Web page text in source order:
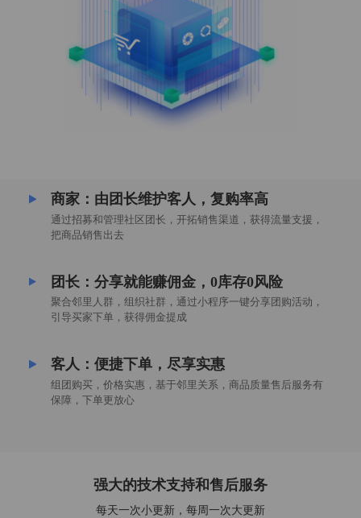
商家：由团长维护客人，复购率高
通过招募和管理社区团长，开拓销售渠道，获得流量支援，
把商品销售出去
团长：分享就能赚佣金，0库存0风险
聚合邻里人群，组织社群，通过小程序一键分享团购活动，
引导买家下单，获得佣金提成
客人：便捷下单，尽享实惠
组团购买，价格实惠，基于邻里关系，商品质量售后服务有
保障，下单更放心
强大的技术支持和售后服务
每天一次小更新，每周一次大更新